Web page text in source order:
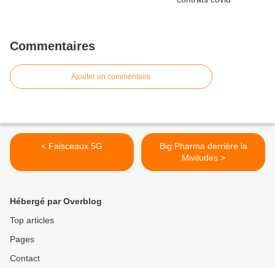
Commentaires
Ajouter un commentaire
< Faisceaux 5G
Big Pharma derrière la
Miviludes >
Hébergé par Overblog
Top articles
Pages
Contact